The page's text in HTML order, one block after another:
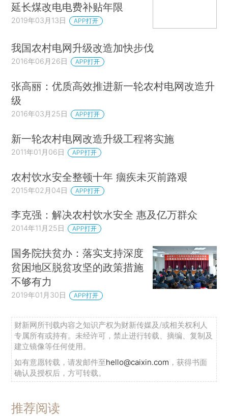
延长煤改电电费补贴年限
2019年03月13日 APP打开
我国农村电网升级改造加快步伐
2016年06月26日 APP打开
张高丽：优质高效推进新一轮农村电网改造升
级
2016年03月25日 APP打开
新一轮农村电网改造升级工程将实施
2011年01月06日 APP打开
农村饮水安全整顿十年 痼疾未灭前路艰
2015年02月04日 APP打开
李克强：解决农村饮水安全 惠及亿万群众
2014年11月25日 APP打开
国务院扶贫办：落实支持深度
贫困地区脱贫攻坚的政策措施
不够有力
2019年01月30日 APP打开
财新网所刊载内容之知识产权为财新传媒及/或相关权利人
专属所有或持有。未经许可，禁止进行转载、摘编、复制及
建立镜像等任何使用。
如有意愿转载，请发邮件至hello@caixin.com ，获得书面
确认及授权后，方可转载。
推荐阅读